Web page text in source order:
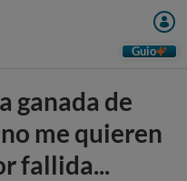
Guio
ganada de
me quieren
fallida...